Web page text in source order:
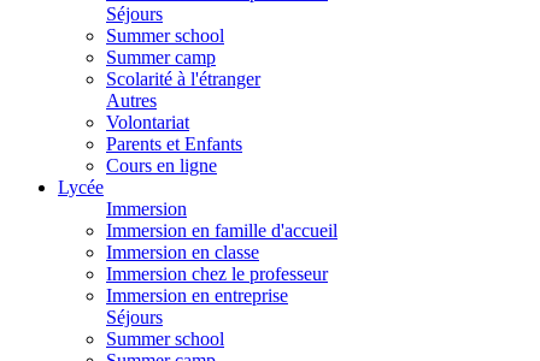
Séjours
Summer school
Summer camp
Scolarité à l'étranger
Autres
Volontariat
Parents et Enfants
Cours en ligne
Lycée
Immersion
Immersion en famille d'accueil
Immersion en classe
Immersion chez le professeur
Immersion en entreprise
Séjours
Summer school